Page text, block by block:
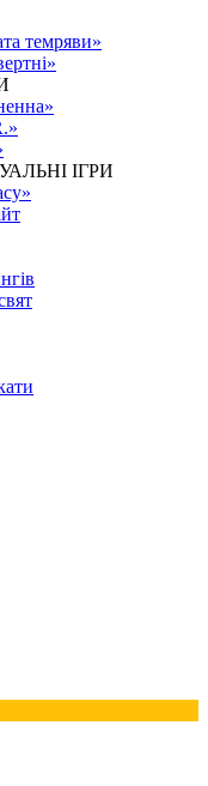
темряви»
ІГРИ